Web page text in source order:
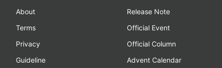
About
Terms
Privacy
Guideline
Release Note
Official Event
Official Column
Advent Calendar